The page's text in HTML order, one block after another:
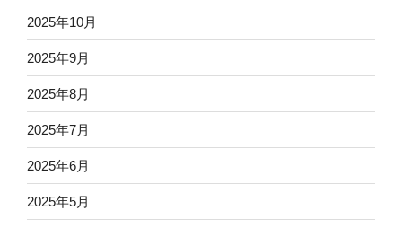
2025年10月
2025年9月
2025年8月
2025年7月
2025年6月
2025年5月